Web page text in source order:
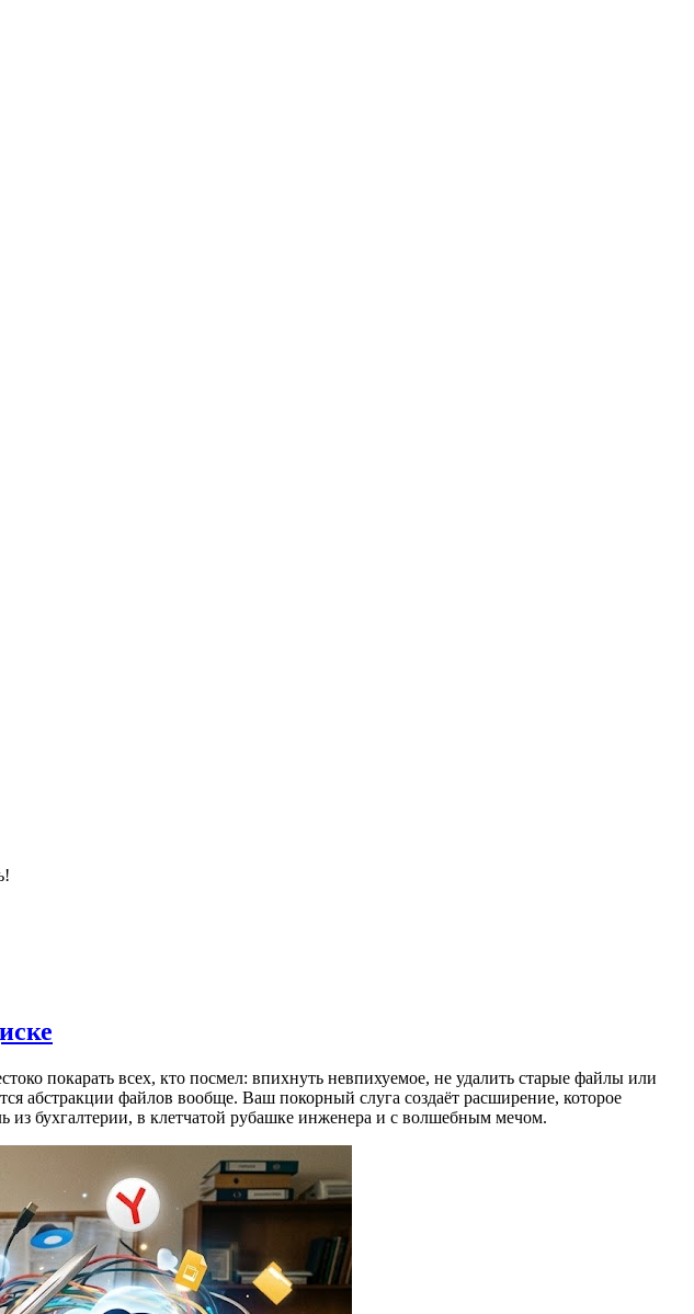
покарать всех, кто посмел: впихнуть невпихуемое, не удалить старые файлы или
абстракции файлов вообще. Ваш покорный слуга создаёт расширение, которое
из бухгалтерии, в клетчатой рубашке инженера и с волшебным мечом.